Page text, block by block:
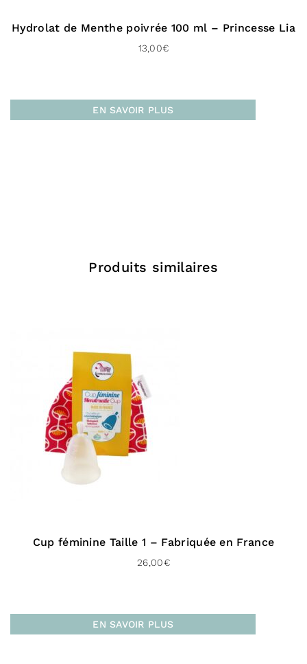
Livraison gratuite dès 100 € d’achat
Hydrolat de Menthe poivrée 100 ml – Princesse Lia
13,00€
EN SAVOIR PLUS
Produits similaires
Cup féminine Taille 1 – Fabriquée en France
26,00€
EN SAVOIR PLUS